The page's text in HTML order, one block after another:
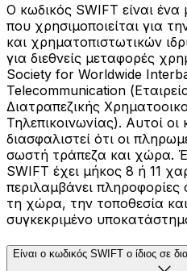
Ο κωδικός SWIFT είναι ένα
που χρησιμοποιείται για
και χρηματοπιστωτικών
για διεθνείς μεταφορές
Society for Worldwide
Telecommunication
Διατραπεζικής
Τηλεπικοινωνίας). Αυτοί
διασφαλιστεί ότι οι
σωστή τράπεζα και χώρα.
SWIFT έχει μήκος 8 ή 11
περιλαμβάνει
τη χώρα, την τοποθεσία
συγκεκριμένο
Είναι ο κωδικός SWIFT ο ίδιος σε